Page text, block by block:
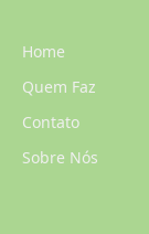
Home
Quem Faz
Contato
Sobre Nós